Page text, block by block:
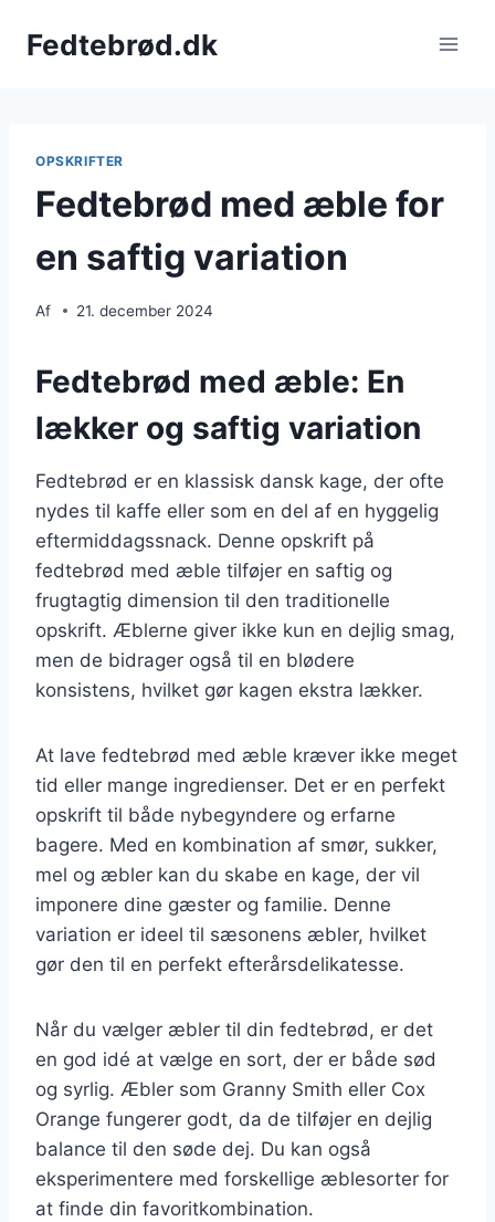
Fedtebrød.dk
OPSKRIFTER
Fedtebrød med æble for
en saftig variation
Af 21. december 2024
Fedtebrød med æble: En
lækker og saftig variation
Fedtebrød er en klassisk dansk kage, der ofte
nydes til kaffe eller som en del af en hyggelig
eftermiddagssnack. Denne opskrift på
fedtebrød med æble tilføjer en saftig og
frugtagtig dimension til den traditionelle
opskrift. Æblerne giver ikke kun en dejlig smag,
men de bidrager også til en blødere
konsistens, hvilket gør kagen ekstra lækker.
At lave fedtebrød med æble kræver ikke meget
tid eller mange ingredienser. Det er en perfekt
opskrift til både nybegyndere og erfarne
bagere. Med en kombination af smør, sukker,
mel og æbler kan du skabe en kage, der vil
imponere dine gæster og familie. Denne
variation er ideel til sæsonens æbler, hvilket
gør den til en perfekt efterårsdelikatesse.
Når du vælger æbler til din fedtebrød, er det
en god idé at vælge en sort, der er både sød
og syrlig. Æbler som Granny Smith eller Cox
Orange fungerer godt, da de tilføjer en dejlig
balance til den søde dej. Du kan også
eksperimentere med forskellige æblesorter for
at finde din favoritkombination.